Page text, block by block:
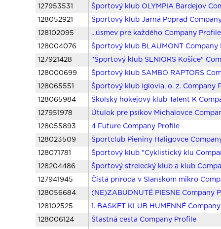
127953531
Športový klub OLYMPIA Bardejov
128052921
Športový klub Jarná Poprad
128102095
...úsmev pre každého Company Profile
128004076
Športový klub BLAUMONT Company
127921428
"Športový klub SENIORS Košice"
128000699
Športový klub SAMBO RAPTORS
128065551
Športový klub Iglovia, o. z. Company
128065984
Školský hokejový klub Talent K
127951978
Útulok pre psíkov Michalovce
128055893
4 Future Company Profile
128023509
Športclub Pieniny Haligovce
128071781
Športový klub "Cyklistický klu
128204486
Športový strelecký klub a klub
127941945
Čistá príroda v Slanskom mikro
128056684
(NE)ZABUDNUTÉ PIESNE Company
128102525
1. BASKET KLUB HUMENNÉ
128006124
Šťastná cesta Company Profile